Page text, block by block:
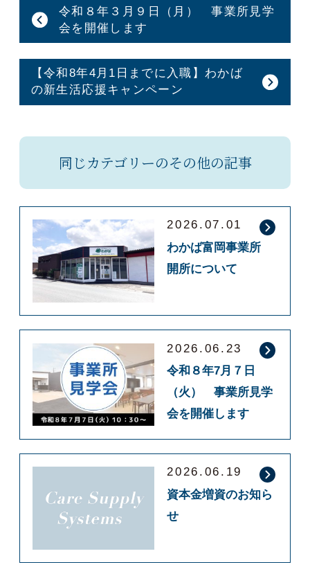
令和８年３月９日（月） 事業所見学
会を開催します
【令和8年4月1日までに入職】わかば
の新生活応援キャンペーン
同じカテゴリーのその他の記事
2026.07.01
わかば富岡事業所
開所について
2026.06.23
令和８年7月７日
（火） 事業所見学
会を開催します
2026.06.19
資本金増資のお知ら
せ